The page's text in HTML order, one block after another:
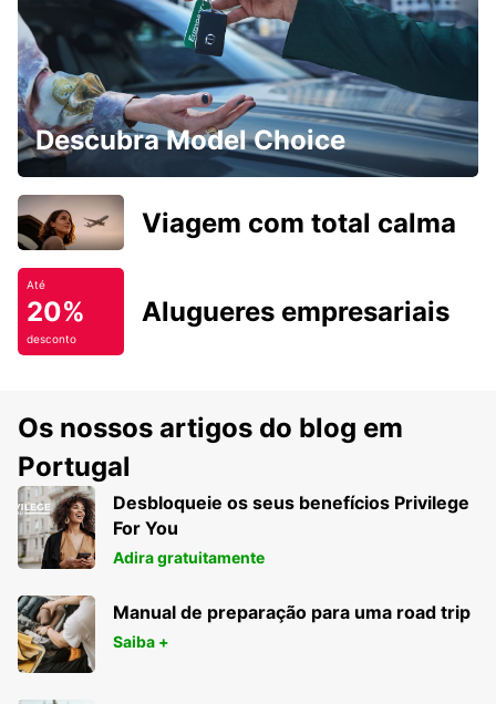
Descubra Model Choice
Viagem com total calma
Até
20%
desconto
Alugueres empresariais
Os nossos artigos do blog em
Portugal
Desbloqueie os seus benefícios Privilege
For You
Adira gratuitamente
Manual de preparação para uma road trip
Saiba +